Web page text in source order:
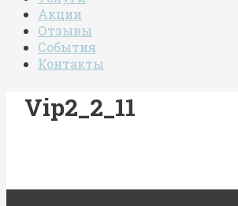
Акции
Отзывы
События
Контакты
Vip2_2_11